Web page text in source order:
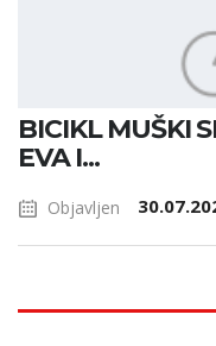
BICIKL MUŠKI
EVA I...
Objavljen